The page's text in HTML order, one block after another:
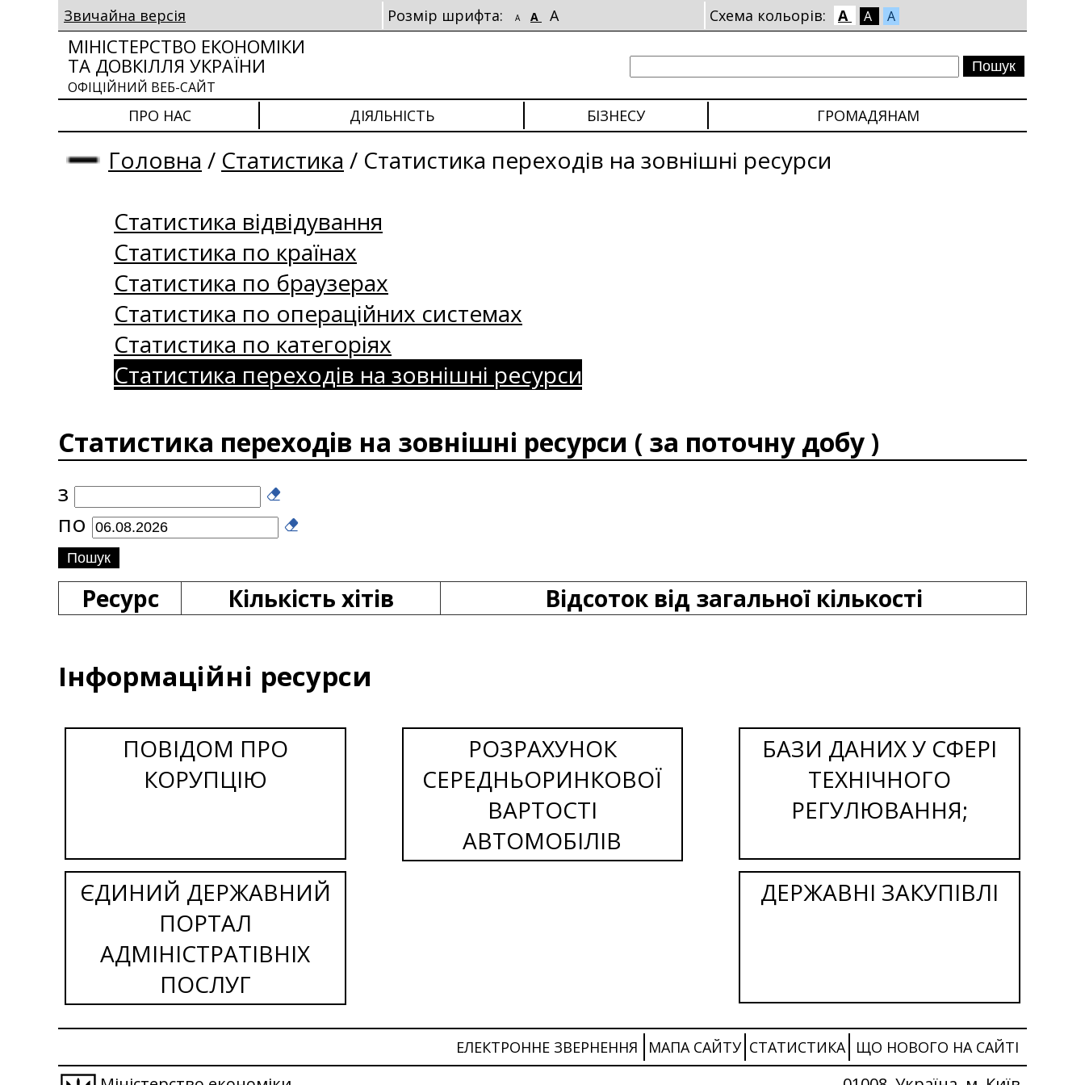
Звичайна версія Розмір шрифта: A A A Схема кольорів: A A A
МІНІСТЕРСТВО ЕКОНОМІКИ
ТА ДОВКІЛЛЯ УКРАЇНИ
ОФІЦІЙНИЙ ВЕБ-САЙТ
ПРО НАС ДІЯЛЬНІСТЬ БІЗНЕСУ ГРОМАДЯНАМ
Головна / Статистика / Статистика переходів на зовнішні ресурси
Статистика відвідування
Статистика по країнах
Статистика по браузерах
Статистика по операційних системах
Статистика по категоріях
Статистика переходів на зовнішні ресурси
Статистика переходів на зовнішні ресурси ( за поточну добу )
з
по
Ресурс Кількість хітів Відсоток від загальної кількості
Інформаційні ресурси
ПОВІДОМ ПРО
КОРУПЦІЮ
РОЗРАХУНОК
СЕРЕДНЬОРИНКОВОЇ
ВАРТОСТІ
АВТОМОБІЛІВ
БАЗИ ДАНИХ У СФЕРІ
ТЕХНІЧНОГО
РЕГУЛЮВАННЯ;
ЄДИНИЙ ДЕРЖАВНИЙ
ПОРТАЛ
АДМІНІСТРАТІВНІХ
ПОСЛУГ
ДЕРЖАВНІ ЗАКУПІВЛІ
ЕЛЕКТРОННЕ ЗВЕРНЕННЯ МАПА САЙТУ СТАТИСТИКА ЩО НОВОГО НА САЙТІ